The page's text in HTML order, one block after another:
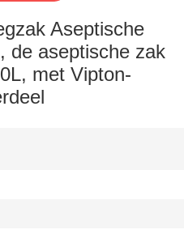
Aseptische
de aseptische zak
met Vipton-